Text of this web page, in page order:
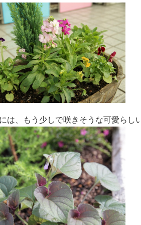
は、もう少しで咲きそうな可愛らし